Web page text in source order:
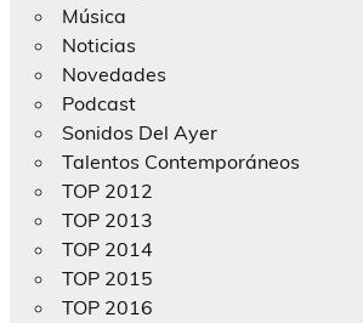
Música
Noticias
Novedades
Podcast
Sonidos Del Ayer
Talentos Contemporáneos
TOP 2012
TOP 2013
TOP 2014
TOP 2015
TOP 2016